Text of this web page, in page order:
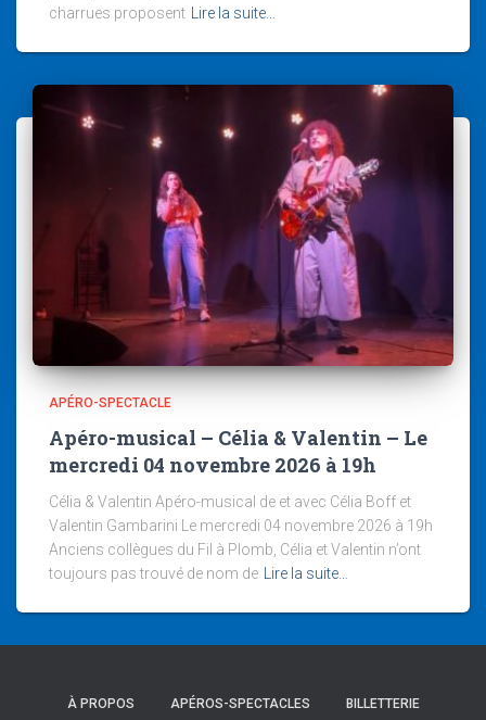
charrues proposent Lire la suite…
APÉRO-SPECTACLE
Apéro-musical – Célia & Valentin – Le
mercredi 04 novembre 2026 à 19h
Célia & Valentin Apéro-musical de et avec Célia Boff et
Valentin Gambarini Le mercredi 04 novembre 2026 à 19h
Anciens collègues du Fil à Plomb, Célia et Valentin n’ont
toujours pas trouvé de nom de
Lire la suite…
À PROPOS APÉROS-SPECTACLES BILLETTERIE